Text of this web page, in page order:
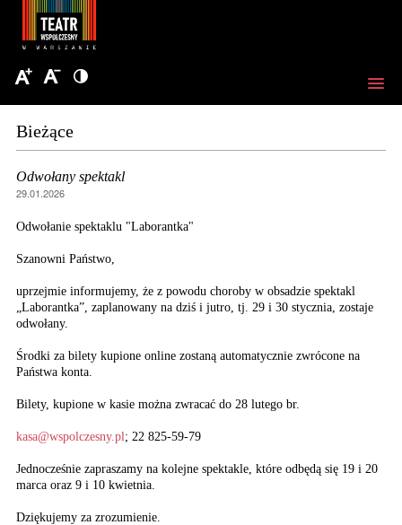
Bieżące
Odwołany spektakl
29.01.2026
Odwołanie spektaklu "Laborantka"
Szanowni Państwo,
uprzejmie informujemy, że z powodu choroby w obsadzie spektakl
„Laborantka”, zaplanowany na dziś i jutro, tj. 29 i 30 stycznia, zostaje
odwołany.
Środki za bilety kupione online zostaną automatycznie zwrócone na
Państwa konta.
Bilety, kupione w kasie można zwracać do 28 lutego br.
kasa@wspolczesny.pl; 22 825-59-79
Jednocześnie zapraszamy na kolejne spektakle, które odbędą się 19 i 20
marca oraz 9 i 10 kwietnia.
Dziękujemy za zrozumienie.